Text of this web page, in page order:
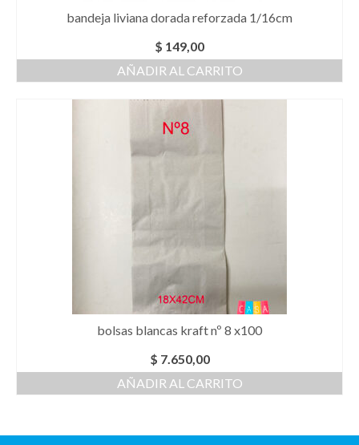
bandeja liviana dorada reforzada 1/16cm
$ 149,00
AÑADIR AL CARRITO
bolsas blancas kraft nº 8 x100
$ 7.650,00
AÑADIR AL CARRITO